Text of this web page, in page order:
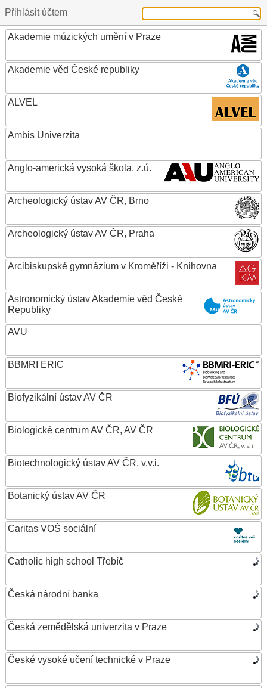
Přihlásit účtem
Akademie múzických umění v Praze
Akademie věd České republiky
ALVEL
Ambis Univerzita
Anglo-americká vysoká škola, z.ú.
Archeologický ústav AV ČR, Brno
Archeologický ústav AV ČR, Praha
Arcibiskupské gymnázium v Kroměříži - Knihovna
Astronomický ústav Akademie věd České
Republiky
AVU
BBMRI ERIC
Biofyzikální ústav AV ČR
Biologické centrum AV ČR, AV ČR
Biotechnologický ústav AV ČR, v.v.i.
Botanický ústav AV ČR
Caritas VOŠ sociální
Catholic high school Třebíč
Česká národní banka
Česká zemědělská univerzita v Praze
České vysoké učení technické v Praze